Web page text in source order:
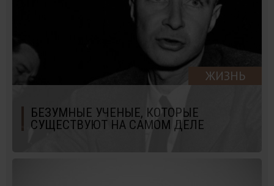
ЖИЗНЬ
БЕЗУМНЫЕ УЧЕНЫЕ, КОТОРЫЕ
СУЩЕСТВУЮТ НА САМОМ ДЕЛЕ